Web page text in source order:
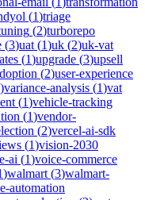
(1)triage
(2)turborepo
(3)uat (1)uk (2)uk-vat
(1)upgrade (3)upsell
(2)user-experience
)variance-analysis (1)vat
(1)vehicle-tracking
(1)vendor-
(2)vercel-ai-sdk
(1)vision-2030
ai (1)voice-commerce
)walmart (3)walmart-
automation